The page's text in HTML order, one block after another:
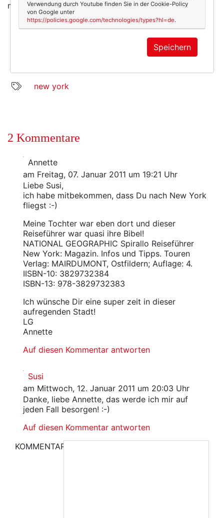
mal Dancing Queen) überhaupt dazu komme ... :-D
new york
2 Kommentare
Annette
am Freitag, 07. Januar 2011 um 19:21 Uhr
Liebe Susi,
ich habe mitbekommen, dass Du nach New York
fliegst :-)
Meine Tochter war eben dort und dieser
Reiseführer war quasi ihre Bibel!
NATIONAL GEOGRAPHIC Spirallo Reiseführer
New York: Magazin. Infos und Tipps. Touren
Verlag: MAIRDUMONT, Ostfildern; Auflage: 4.
IISBN-10: 3829732384
ISBN-13: 978-3829732383
Ich wünsche Dir eine super zeit in dieser
aufregenden Stadt!
LG
Annette
Auf diesen Kommentar antworten
Susi
am Mittwoch, 12. Januar 2011 um 20:03 Uhr
Danke, liebe Annette, das werde ich mir auf
jeden Fall besorgen! :-)
Auf diesen Kommentar antworten
KOMMENTAR
Verwendung durch Youtube finden Sie in der Cookie-Policy
von Google unter
https://policies.google.com/technologies/types?hl=de.
Speichern